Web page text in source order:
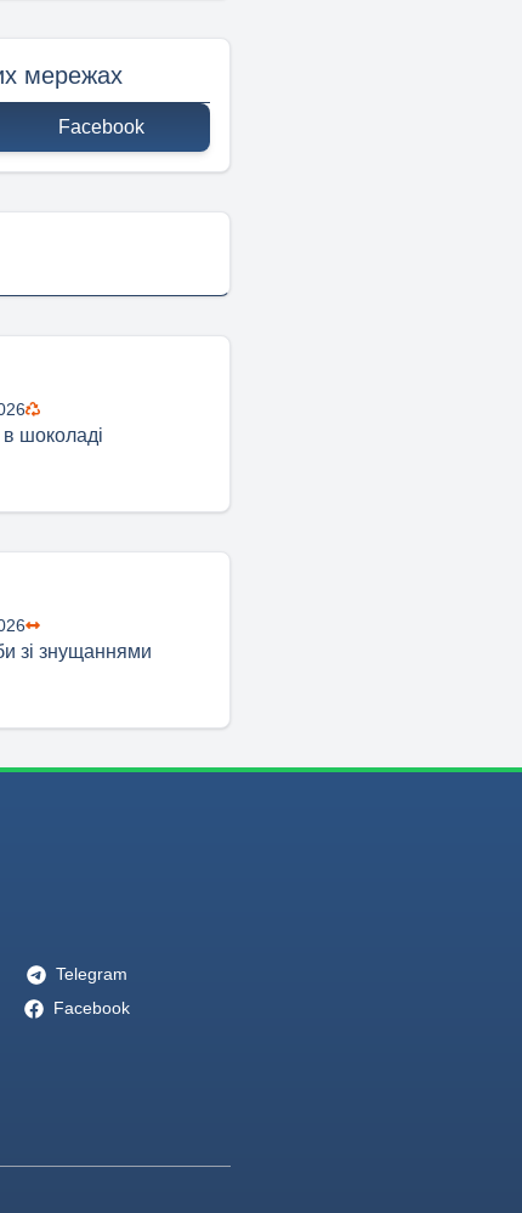
мережах
Facebook
шоколаді
зі знущаннями
Telegram
Facebook